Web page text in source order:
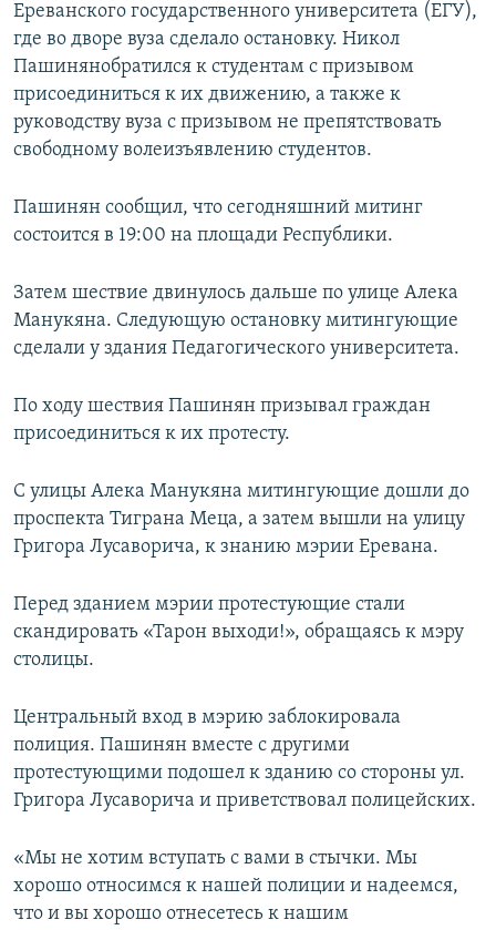
Ереванского государственного университета (ЕГУ),
где во дворе вуза сделало остановку. Никол
Пашинянобратился к студентам с призывом
присоединиться к их движению, а также к
руководству вуза с призывом не препятствовать
свободному волеизъявлению студентов.
Пашинян сообщил, что сегодняшний митинг
состоится в 19:00 на площади Республики.
Затем шествие двинулось дальше по улице Алека
Манукяна. Следующую остановку митингующие
сделали у здания Педагогического университета.
По ходу шествия Пашинян призывал граждан
присоединиться к их протесту.
С улицы Алека Манукяна митингующие дошли до
проспекта Тиграна Меца, а затем вышли на улицу
Григора Лусаворича, к знанию мэрии Еревана.
Перед зданием мэрии протестующие стали
скандировать «Тарон выходи!», обращаясь к мэру
столицы.
Центральный вход в мэрию заблокировала
полиция. Пашинян вместе с другими
протестующими подошел к зданию со стороны ул.
Григора Лусаворича и приветствовал полицейских.
«Мы не хотим вступать с вами в стычки. Мы
хорошо относимся к нашей полиции и надеемся,
что и вы хорошо отнесетесь к нашим